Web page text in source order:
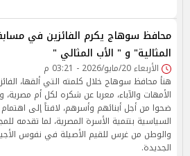
محافظ سوهاج يكرم الفائزين في
المثالية" و " الأب المثالي "
الأربعاء 20/مايو/2026 - 03:21 م
هنأ محافظ سوهاج خلال كلمته التي ألقها،
الأمهات والآباء، معربا عن شكره لكل أم
ضحوا من أجل أبنائهم وأسرهم، لافتاً إلى اهتمام
السياسية بتنمية الأسرة المصرية، لما تقدمه
والوطن من غرس للقيم الأصيلة في نفوس
الجديدة.